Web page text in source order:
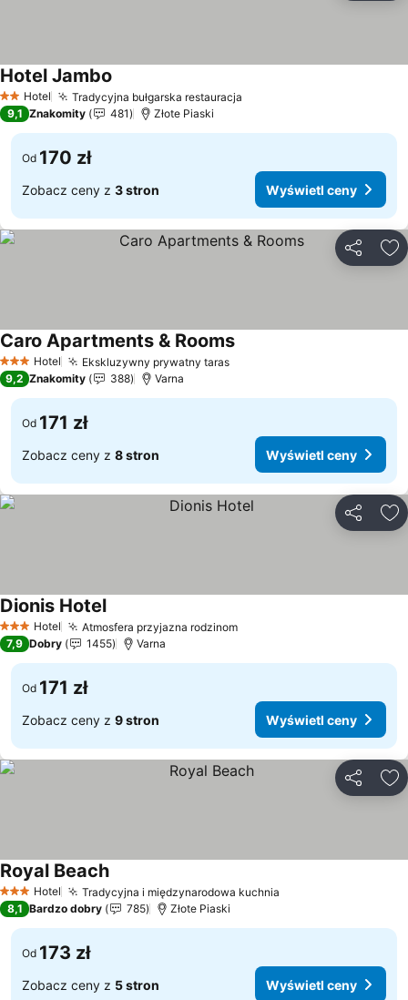
2 Kategoria
Hotel Tradycyjna bułgarska restauracja
Hotel Jambo
9,1 Znakomity 481 Złote Piaski
Od 170 zł
Zobacz ceny z 3 stron Wyświetl ceny
3 Kategoria
Hotel Ekskluzywny prywatny tarasWyświetl ceny
Caro Apartments & RoomsWyświetl ceny
9,2 Znakomity 388 Varna
Od 171 zł
Zobacz ceny z 8 stron Wyświetl ceny
3 Kategoria
Hotel Atmosfera przyjazna rodzinomWyświetl ceny
Dionis HotelWyświetl ceny
7,9 Dobry 1455 Varna
Od 171 zł
Zobacz ceny z 9 stron Wyświetl ceny
3 Kategoria
Hotel Tradycyjna i międzynarodowa kuchnia
Royal BeachWyświetl ceny
8,1 Bardzo dobry 785 Złote Piaski
Od 173 zł
Zobacz ceny z 5 stron Wyświetl ceny